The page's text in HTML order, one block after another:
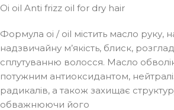
Oi oil Anti frizz oil for dry hair
Формула oi / oil містить масло руку,
надзвичайну м’якість, блиск,
сплутуванню волосся. Масло
потужним антиоксидантом,
радикалів, а також захищає
обважнюючи його